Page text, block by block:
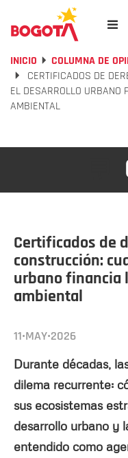
INICIO
COLUMNA DE
CERTIFICADOS DE
EL DESARROLLO URBANO
AMBIENTAL
Certificados de
construcción:
urbano financia
ambiental
11•MAY•2026
Durante décadas,
dilema recurrente:
sus ecosistemas
desarrollo urbano y
entendido como